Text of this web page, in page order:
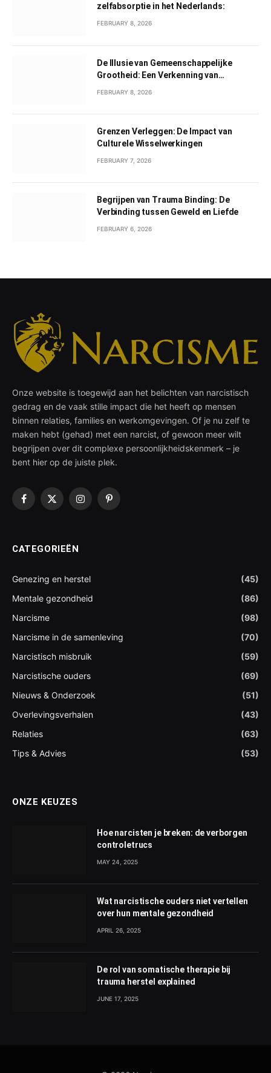
zelfabsorptie in het Nederlands:
FEBRUARY 8, 2026
De Illusie van Gemeenschappelijke
Grootheid: Een Verkenning van
FEBRUARY 8, 2026
Grenzen Verleggen: De Impact van
Culturele Wisselwerkingen
FEBRUARY 7, 2026
Begrijpen van Trauma Binding: De
Verbinding tussen Geweld en Liefde
FEBRUARY 6, 2026
Onze website is toegewijd aan het belichten van narcistisch
gedrag en de vaak stille impact die het heeft op mensen
binnen relaties, families en werkomgevingen. Of je nu zelf te
maken hebt (gehad) met een narcist, of gewoon meer wilt
begrijpen over dit complexe persoonlijkheidskenmerk – je
bent hier op de juiste plek.
Facebook
X
InstagramPinterest
CATEGORIEËN
Genezing en herstel
(45)
Mentale gezondheid
(86)
Narcisme
(98)
Narcisme in de samenleving
(70)
Narcistisch misbruik
(59)
Narcistische ouders
(69)
Nieuws & Onderzoek
(51)
Overlevingsverhalen
(43)
Relaties
(63)
Tips & Advies
(53)
ONZE KEUZES
Hoe narcisten je breken: de verborgen
controletrucs
MAY 24, 2025
Wat narcistische ouders niet vertellen
over hun mentale gezondheid
APRIL 26, 2025
De rol van somatische therapie bij
trauma herstel explained
JUNE 17, 2025